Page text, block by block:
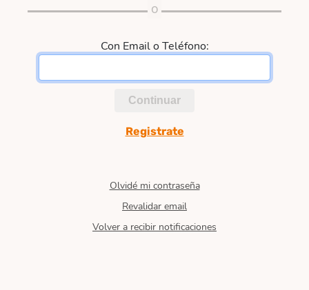
Con Email o Teléfono:
Continuar
Registrate
Olvidé mi contraseña
Revalidar email
Volver a recibir notificaciones